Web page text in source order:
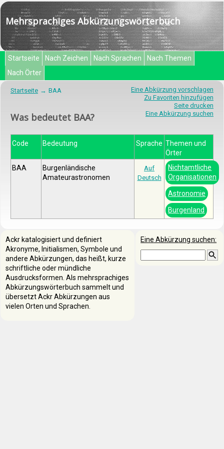
Mehrsprachiges Abkürzungswörterbuch
Startseite Nach Zeichen Nach Sprachen
Nach Themen
Nach Örter
Eine Abkürzung vorschlagen
Zu Favoriten hinzufügen
Seite drucken
Eine Abkürzung suchen
Startseite BAA
Was bedeutet BAA?
Code Bedeutung Sprache Themen und
Örter
BAA
Burgenländische
Amateurastronomen
Auf
Deutsch
Nichtamtliche
Organisationen
Astronomie
Burgenland
Eine Abkürzung suchen:
Ackr katalogisiert und definiert
Akronyme, Initialismen, Symbole und
andere Abkürzungen, das heißt, kurze
schriftliche oder mündliche
Ausdrucksformen. Als mehrsprachiges
Abkürzungswörterbuch sammelt und
übersetzt Ackr Abkürzungen aus
vielen Orten und Sprachen.